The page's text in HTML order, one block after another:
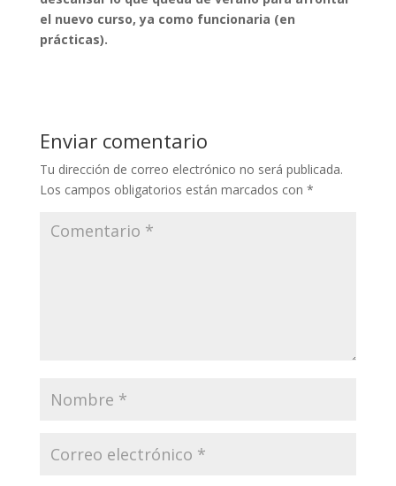
el nuevo curso, ya como funcionaria (en
prácticas).
Enviar comentario
Tu dirección de correo electrónico no será publicada.
Los campos obligatorios están marcados con *